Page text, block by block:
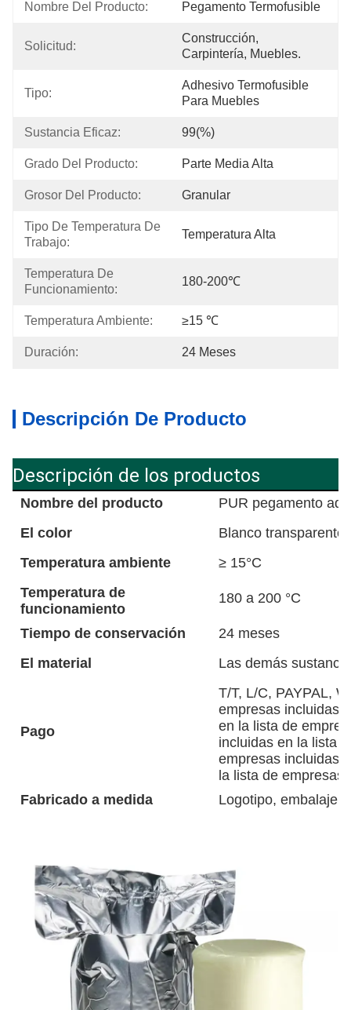
Nombre Del Producto: Pegamento Termofusible
Solicitud:
Construcción,
Carpintería, Muebles.
Tipo:
Adhesivo Termofusible
Para Muebles
Sustancia Eficaz: 99(%)
Grado Del Producto: Parte Media Alta
Grosor Del Producto: Granular
Tipo De Temperatura De
Trabajo:
Temperatura Alta
Temperatura De
Funcionamiento:
180-200℃
Temperatura Ambiente: ≥15 ℃
Duración: 24 Meses
Descripción De Producto
Descripción de los productos
Nombre del producto
PUR pegamento
El color
Blanco transparente
Temperatura ambiente
≥ 15°C
Temperatura de
funcionamiento
180 a 200 °C
Tiempo de conservación
24 meses
El material
Las demás
Pago
T/T, L/C, PAYPAL,
empresas incluidas
en la lista de
incluidas en la lista
empresas incluidas
la lista de empresas.
Fabricado a medida
Logotipo, embalaje,